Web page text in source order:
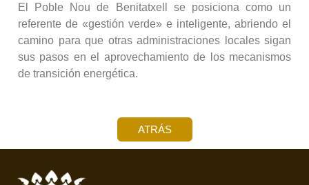
El Poble Nou de Benitatxell se posiciona como un
referente de «gestión verde» e inteligente, abriendo el
camino para que otras administraciones locales sigan
sus pasos en el aprovechamiento de los mecanismos
de transición energética.
ATRÁS